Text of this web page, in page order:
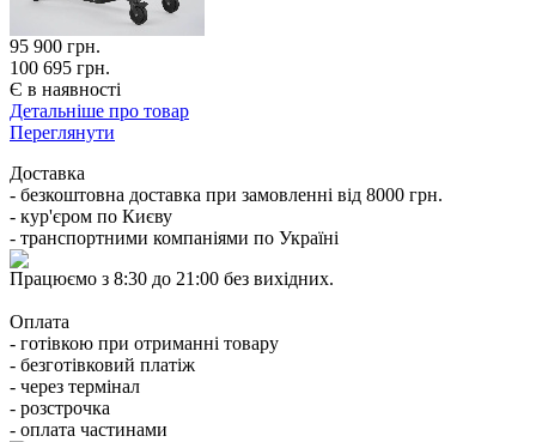
95 900 грн.
100 695 грн.
Є в наявності
Детальніше про товар
Переглянути
Доставка
- безкоштовна доставка при замовленні від 8000 грн.
- кур'єром по Києву
- транспортними компаніями по Україні
Працюємо з 8:30 до 21:00 без вихідних.
Оплата
- готівкою при отриманні товару
- безготівковий платіж
- через термінал
- розстрочка
- оплата частинами